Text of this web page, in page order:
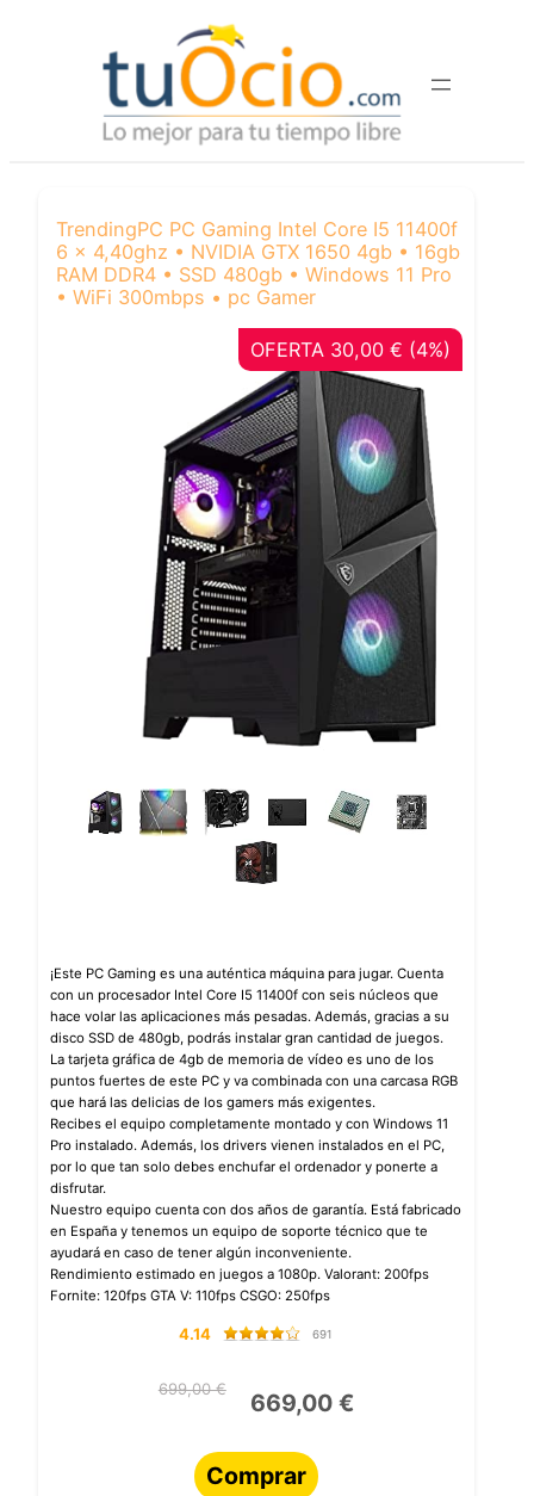
TrendingPC PC Gaming Intel Core I5 11400f
6 x 4,40ghz • NVIDIA GTX 1650 4gb • 16gb
RAM DDR4 • SSD 480gb • Windows 11 Pro
• WiFi 300mbps • pc Gamer
OFERTA 30,00 € (4%)
¡Este PC Gaming es una auténtica máquina para jugar. Cuenta
con un procesador Intel Core I5 11400f con seis núcleos que
hace volar las aplicaciones más pesadas. Además, gracias a su
disco SSD de 480gb, podrás instalar gran cantidad de juegos.
La tarjeta gráfica de 4gb de memoria de vídeo es uno de los
puntos fuertes de este PC y va combinada con una carcasa RGB
que hará las delicias de los gamers más exigentes.
Recibes el equipo completamente montado y con Windows 11
Pro instalado. Además, los drivers vienen instalados en el PC,
por lo que tan solo debes enchufar el ordenador y ponerte a
disfrutar.
Nuestro equipo cuenta con dos años de garantía. Está fabricado
en España y tenemos un equipo de soporte técnico que te
ayudará en caso de tener algún inconveniente.
Rendimiento estimado en juegos a 1080p. Valorant: 200fps
Fornite: 120fps GTA V: 110fps CSGO: 250fps
4.14 691
699,00 € 669,00 €
Comprar